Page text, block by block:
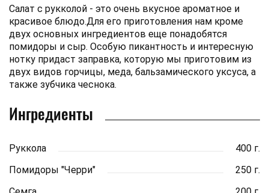
Салат с рукколой - это очень вкусное ароматное и
красивое блюдо.Для его приготовления нам кроме
двух основных ингредиентов еще понадобятся
помидоры и сыр. Особую пикантность и интересную
нотку придаст заправка, которую мы приготовим из
двух видов горчицы, меда, бальзамического уксуса, а
также зубчика чеснока.
Ингредиенты
Руккола
400 г.
Помидоры "Черри"
250 г.